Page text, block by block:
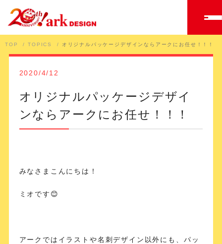
TOP TOPICS オリジナルパッケージデザインならアークにお任せ！！！
2020/4/12
オリジナルパッケージデザイ
ンならアークにお任せ！！！
みなさまこんにちは！
ミオです😊
アークではイラストや名刺デザイン以外にも、パッ